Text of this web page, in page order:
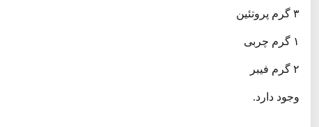
۳ گرم پروتئین
۱ گرم چربی
۲ گرم فیبر
وجود دارد.